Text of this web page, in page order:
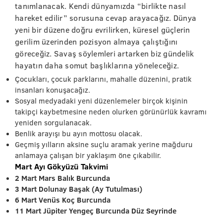
tanımlanacak. Kendi dünyamızda “birlikte nasıl
hareket edilir” sorusuna cevap arayacağız. Dünya
yeni bir düzene doğru evrilirken, küresel güçlerin
gerilim üzerinden pozisyon almaya çalıştığını
göreceğiz. Savaş söylemleri artarken biz gündelik
hayatın daha somut başlıklarına yöneleceğiz.
Çocukları, çocuk parklarını, mahalle düzenini, pratik
insanları konuşacağız.
Sosyal medyadaki yeni düzenlemeler birçok kişinin
takipçi kaybetmesine neden olurken görünürlük kavramı
yeniden sorgulanacak.
Benlik arayışı bu ayın mottosu olacak.
Geçmiş yılların aksine suçlu aramak yerine mağduru
anlamaya çalışan bir yaklaşım öne çıkabilir.
Mart Ayı Gökyüzü Takvimi
2 Mart Mars Balık Burcunda
3 Mart Dolunay Başak (Ay Tutulması)
6 Mart Venüs Koç Burcunda
11 Mart Jüpiter Yengeç Burcunda Düz Seyrinde